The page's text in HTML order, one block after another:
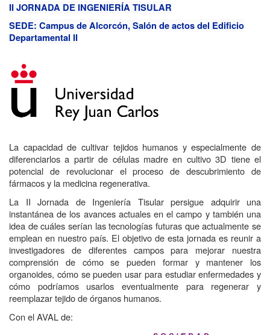
II JORNADA DE INGENIERÍA TISULAR
SEDE: Campus de Alcorcón, Salón de actos del Edificio
Departamental II
La capacidad de cultivar tejidos humanos y especialmente de
diferenciarlos a partir de células madre en cultivo 3D tiene el
potencial de revolucionar el proceso de descubrimiento de
fármacos y la medicina regenerativa.
La II Jornada de Ingeniería Tisular persigue adquirir una
instantánea de los avances actuales en el campo y también una
idea de cuáles serían las tecnologías futuras que actualmente se
emplean en nuestro país. El objetivo de esta jornada es reunir a
investigadores de diferentes campos para mejorar nuestra
comprensión de cómo se pueden formar y mantener los
organoides, cómo se pueden usar para estudiar enfermedades y
cómo podríamos usarlos eventualmente para regenerar y
reemplazar tejido de órganos humanos.
Con el AVAL de: